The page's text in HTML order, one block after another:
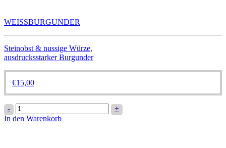
WEISSBURGUNDER
Steinobst & nussige Würze,
ausdrucksstarker Burgunder
€15,00
-
WEISSBURGUNDER
Menge
+
In den Warenkorb